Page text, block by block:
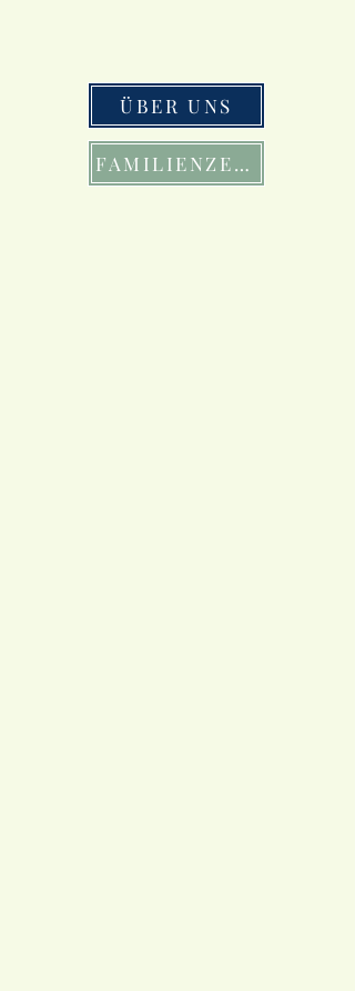
ÜBER UNS
FAMILIENZEIT